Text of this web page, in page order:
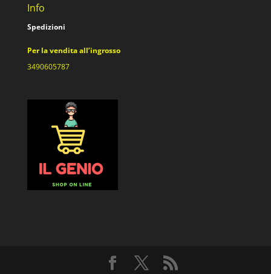
Info
Spedizioni
Per la vendita all’ingrosso
3490605787